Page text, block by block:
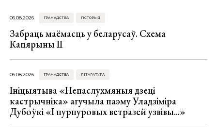
06.08.2026 ГРАМАДСТВА ГІСТОРЫЯ
Забраць маёмасць у беларусаў. Схема
Кацярыны ІІ
06.08.2026 ГРАМАДСТВА ЛІТАРАТУРА
Ініцыятыва «Непаслухмяныя дзеці
кастрычніка» агучыла паэму Уладзіміра
Дубоўкі «І пурпуровых ветразей узвівы...»